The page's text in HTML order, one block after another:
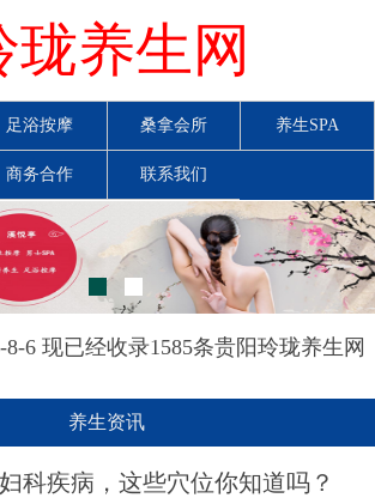
珑养生网
足浴按摩 桑拿会所 养生SPA
商务合作 联系我们
8-6 现已经收录1585条贵阳玲珑养生网
养生资讯
科疾病，这些穴位你知道吗？